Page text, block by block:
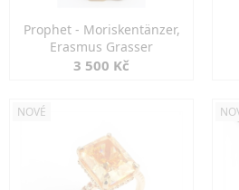
Prophet - Moriskentänzer,
Erasmus Grasser
3 500 Kč
NOVÉ